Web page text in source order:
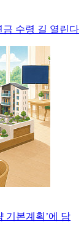
수령 길 열린다
기본계획’에 담